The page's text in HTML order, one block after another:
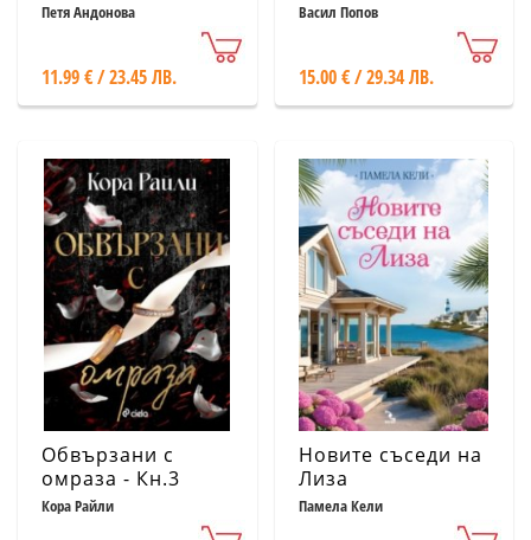
Петя Андонова
11.99 € / 23.45 ЛВ.
Васил Попов
15.00 € / 29.34 ЛВ.
Обвързани с
омраза - Кн.3
Born in Blood
Mafia Chronicles
Кора Райли
Новите съседи на
Лиза
Памела Кели